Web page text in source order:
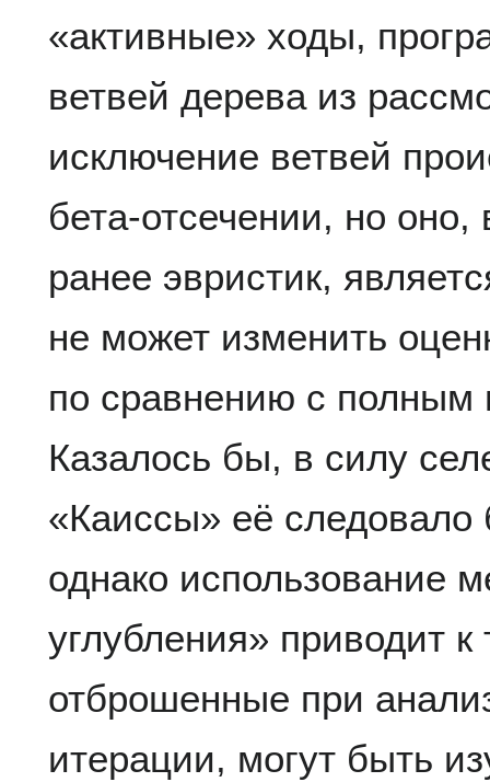
«активные» ходы,
ветвей дерева из
исключение ветвей
бета-отсечении, но
ранее эвристик,
не может изменить
по сравнению с полным
Казалось бы, в силу
«Каиссы» её следовало
однако использование
углубления» приводит
отброшенные при
итерации, могут быть